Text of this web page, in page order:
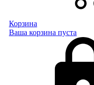
Корзина
Ваша корзина пуста